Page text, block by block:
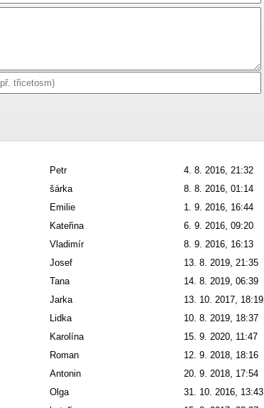
Petr
4. 8. 2016, 21:32
šárka
8. 8. 2016, 01:14
Emilie
1. 9. 2016, 16:44
Kateřina
6. 9. 2016, 09:20
Vladimír
8. 9. 2016, 16:13
Josef
13. 8. 2019, 21:35
Tana
14. 8. 2019, 06:39
Jarka
13. 10. 2017, 18:19
Lidka
10. 8. 2019, 18:37
Karolína
15. 9. 2020, 11:47
Roman
12. 9. 2018, 18:16
Antonin
20. 9. 2018, 17:54
Olga
31. 10. 2016, 13:43